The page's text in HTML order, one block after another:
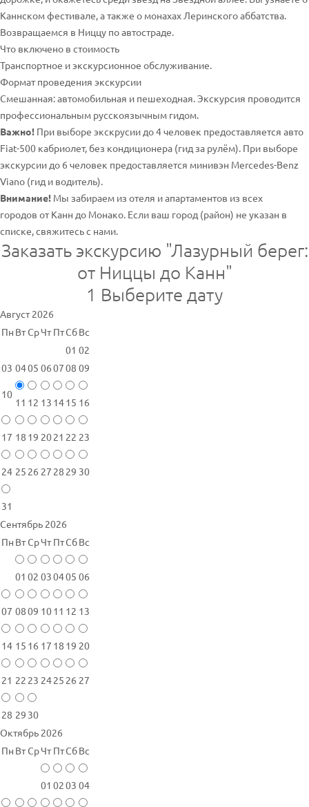
Каннском фестивале, а также о монахах Леринского аббатства.
Возвращаемся в Ниццу по автостраде.
Что включено в стоимость
Транспортное и экскурсионное обслуживание.
Формат проведения экскурсии
Смешанная: автомобильная и пешеходная. Экскурсия проводится
профессиональным русскоязычным гидом.
Важно! При выборе экскрусии до 4 человек предоставляется авто
Fiat-500 кабриолет, без кондиционера (гид за рулём). При выборе
экскурсии до 6 человек предоставляется минивэн Mercedes-Benz
Viano (гид и водитель).
Внимание! Мы забираем из отеля и апартаментов из всех
городов от Канн до Монако. Если ваш город (район) не указан в
списке, свяжитесь с нами.
Заказать экскурсию "Лазурный берег:
от Ниццы до Канн"
1 Выберите дату
Август 2026
Пн ВтСрЧт ПтСбВс
01 02
03 0405 060708 09
10
11 12 13 1415 16
17 18 19 2021 22 23
24 25 26 27 28 29 30
31
Сентябрь 2026
Пн ВтСрЧт ПтСбВс
01 02 030405 06
07 0809 1011 12 13
14 15 16 17 18 19 20
21 22 23 2425 26 27
28 29 30
Октябрь 2026
Пн ВтСрЧт ПтСбВс
01 0203 04